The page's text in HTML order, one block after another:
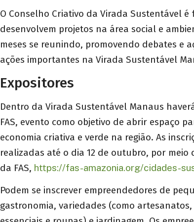
O Conselho Criativo da Virada Sustentável
desenvolvem projetos na área social e
meses se reunindo, promovendo debates e
ações importantes na Virada Sustentável
Expositores
Dentro da Virada Sustentável Manaus
FAS, evento como objetivo de abrir espaço
economia criativa e verde na região. As
realizadas até o dia 12 de outubro, por
da FAS, https://fas-amazonia.org/cidades-
Podem se inscrever empreendedores de
gastronomia, variedades (como